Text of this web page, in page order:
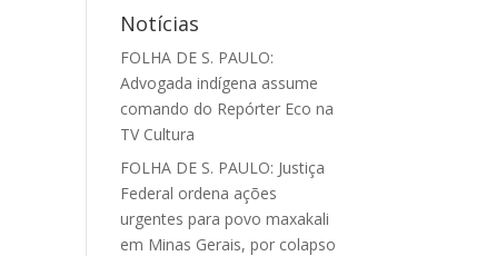
Notícias
FOLHA DE S. PAULO:
Advogada indígena assume
comando do Repórter Eco na
TV Cultura
FOLHA DE S. PAULO: Justiça
Federal ordena ações
urgentes para povo maxakali
em Minas Gerais, por colapso